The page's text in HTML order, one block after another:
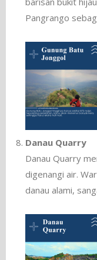
Pangrango
Danau Quarry
Danau Quarry
digenangi air.
danau alami,